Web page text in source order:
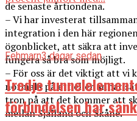
de senaste årtiondena.
– Vi har investerat
integration i den här
ögonblicket, att säkra att
fungera så bra som möjligt.
– För oss är det viktigt att vi
normala på ett eller annat
tron på att det kommer att
mellan Själland och Skåne.
Fehmarn3 dagar sedan
Tredje
förbindelsen har